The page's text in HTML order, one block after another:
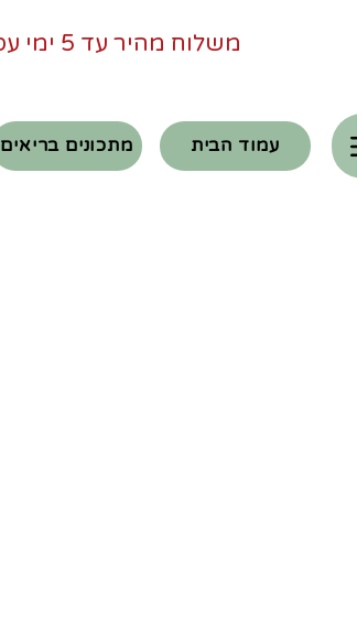
מאושר במאגר התכניות של משרד החינוך!
מתכונים בריאים עמוד הבית